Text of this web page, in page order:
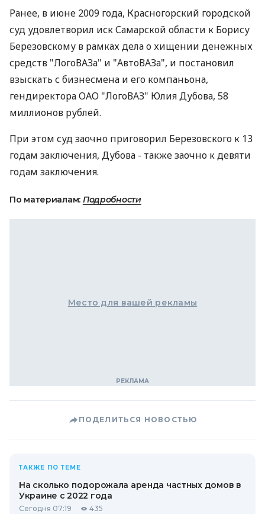
Ранее, в июне 2009 года, Красногорский городской
суд удовлетворил иск Самарской области к Борису
Березовскому в рамках дела о хищении денежных
средств "ЛогоВАЗа" и "АвтоВАЗа", и постановил
взыскать с бизнесмена и его компаньона,
гендиректора ОАО "ЛогоВАЗ" Юлия Дубова, 58
миллионов рублей.
При этом суд заочно приговорил Березовского к 13
годам заключения, Дубова - также заочно к девяти
годам заключения.
По материалам: Подробности
Место для вашей рекламы
ПОДЕЛИТЬСЯ НОВОСТЬЮ
ТАКЖЕ ПО ТЕМЕ
На сколько подорожала аренда частных домов в
Украине с 2022 года
Сегодня 07:19 435